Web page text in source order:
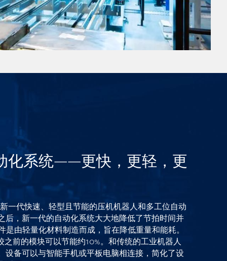
化系统——更快，更轻，更
一代快速、轻型且节能的压机机器人和多工位自动
后，新一代的自动化系统大大地降低了节拍时间并
是由轻量化材料制造而成，旨在降低重量和能耗。
前的模块可以节能约10%。和传统的工业机器人
设备可以与智能手机或平板电脑相连接，简化了设